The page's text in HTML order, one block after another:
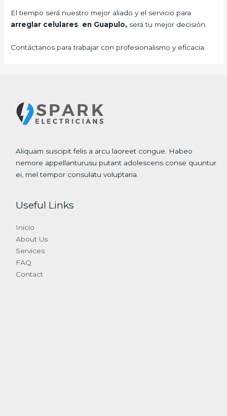
El tiempo será nuestro mejor aliado y el servicio para
arreglar celulares en Guapulo, será tu mejor decisión.
Contáctanos para trabajar con profesionalismo y eficacia.
Aliquam suscipit felis a arcu laoreet congue. Habeo
nemore appellanturusu putant adolescens conse quuntur
ei, mel tempor consulatu voluptaria.
Useful Links
Inicio
About Us
Services
FAQ
Contact